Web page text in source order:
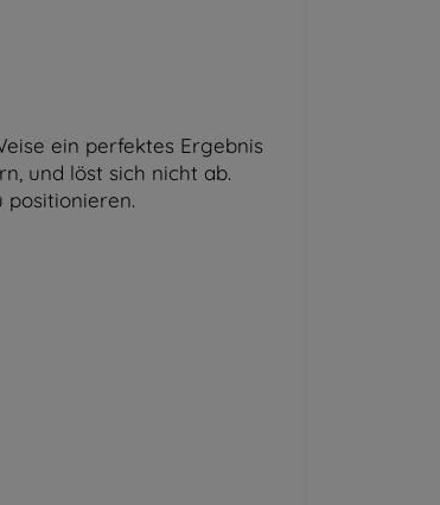
ein perfektes Ergebnis
und löst sich nicht ab.